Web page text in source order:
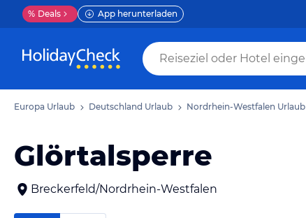
% Deals App herunterladen
Europa Urlaub Deutschland Urlaub Nordrhein-Westfalen Urlaub
Glörtalsperre
Breckerfeld/Nordrhein-Westfalen